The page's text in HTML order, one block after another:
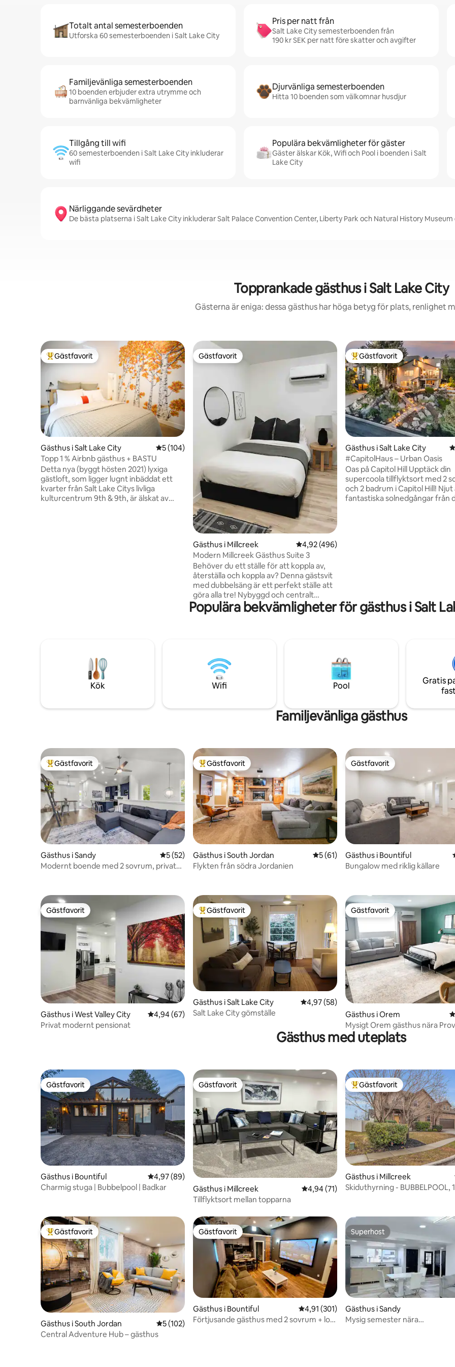
Totalt antal semesterboenden
Utforska 60 semesterboenden i Salt Lake City
Pris per natt från
Salt Lake City semesterboenden från
190 kr SEK per natt före skatter och avgifter
Familjevänliga semesterboenden
10 boenden erbjuder extra utrymme och
barnvänliga bekvämligheter
Djurvänliga semesterboenden
Hitta 10 boenden som välkomnar husdjur
Tillgång till wifi
60 semesterboenden i Salt Lake City inkluderar
wifi
Populära bekvämligheter för gäster
Gäster älskar Kök, Wifi och Pool i boenden i Salt
Lake City
Närliggande sevärdheter
De bästa platserna i Salt Lake City inkluderar Salt Palace Convention Center, Liberty Park och Natural History
Topprankade gästhus i Salt Lake City
Gästerna är eniga: dessa gästhus har höga betyg för plats, renlighet
Populär gästfavorit
Gästfavorit
Gästhus i Salt Lake City 5 av 5 i genomsnittligt betyg, 104 omdömen
5 (104)
Topp 1 % Airbnb gästhus + BASTU
Detta nya (byggt hösten 2021) lyxiga
gästloft, som ligger lugnt inbäddat ett
kvarter från Salt Lake Citys livliga
kulturcentrum 9th & 9th, är älskat av
Gästfavorit
Gästfavorit
Gästhus i Millcreek 4,92 av 5 i genomsnittligt betyg, 496
4,92 (496)
Modern Millcreek Gästhus Suite 3
Behöver du ett ställe för att koppla av,
återställa och koppla av? Denna gästsvit
med dubbelsäng är ett perfekt ställe att
göra alla tre! Nybyggd och centralt
belägen, denna svit ligger en kort bilresa
från centrum eller skidåkning och
drycker + godsaker, en ismaskin, ett
minikylskåp och till och med en
arbetsstation så att du kan arbeta på
distans. INGA DJUR TILLÅTNA
Populär gästfavorit
Gästfavorit
Gästhus i Salt Lake City
#CapitolHaus – Urban Oasis
Oas på Capitol Hill Upptäck din
supercoola tillflyktsort med 2
och 2 badrum i Capitol Hill! Njut
fantastiska solnedgångar från
Populära bekvämligheter för gästhus i Salt
Kök Wifi Pool
Gratis
Familjevänliga gästhus
Populär gästfavorit
Gästfavorit
Gästhus i Sandy 5 av 5 i genomsnittligt betyg, 52 omdömen
5 (52)
Modernt boende med 2 sovrum, privat
Populär gästfavorit
Gästfavorit
Gästhus i South Jordan 5 av 5 i genomsnittligt betyg, 61
5 (61)
Flykten från södra Jordanien
Gästfavorit
Gästfavorit
Gästhus i Bountiful
Bungalow med riklig källare
Gästfavorit
Gästfavorit
Gästhus i West Valley City 4,94 av 5 i genomsnittligt betyg, 67 omdömen
4,94 (67)
Privat modernt pensionat
Populär gästfavorit
Gästfavorit
Gästhus i Salt Lake City 4,97 av 5 i genomsnittligt betyg, 58
4,97 (58)
Salt Lake City gömställe
Gästfavorit
Gästfavorit
Gästhus i Orem
Mysigt Orem gästhus nära
Canyon, BYU, UVU
Gästhus med uteplats
Gästfavorit
Gästfavorit
Gästhus i Bountiful 4,97 av 5 i genomsnittligt betyg, 89 omdömen
4,97 (89)
Charmig stuga | Bubbelpool | Badkar
Gästfavorit
Gästfavorit
Gästhus i Millcreek 4,94 av 5 i genomsnittligt betyg, 71
4,94 (71)
Tillflyktsort mellan topparna
Populär gästfavorit
Gästfavorit
Gästhus i Millcreek
Skiduthyrning - BUBBELPOOL,
Populär gästfavorit
Gästfavorit
Gästhus i South Jordan 5 av 5 i genomsnittligt betyg, 102 omdömen
5 (102)
Central Adventure Hub – gästhus
Gästfavorit
Gästfavorit
Gästhus i Bountiful 4,91 av 5 i genomsnittligt betyg, 301
4,91 (301)
Förtjusande gästhus med 2 sovrum + loft
Superhost
Superhost
Gästhus i Sandy
Mysig semester nära